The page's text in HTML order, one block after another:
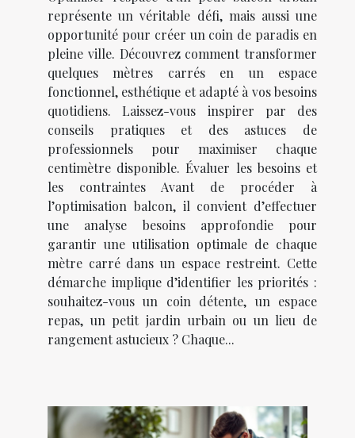
représente un véritable défi, mais aussi une
opportunité pour créer un coin de paradis en
pleine ville. Découvrez comment transformer
quelques mètres carrés en un espace
fonctionnel, esthétique et adapté à vos besoins
quotidiens. Laissez-vous inspirer par des
conseils pratiques et des astuces de
professionnels pour maximiser chaque
centimètre disponible. Évaluer les besoins et
les contraintes Avant de procéder à
l’optimisation balcon, il convient d’effectuer
une analyse besoins approfondie pour
garantir une utilisation optimale de chaque
mètre carré dans un espace restreint. Cette
démarche implique d’identifier les priorités :
souhaitez-vous un coin détente, un espace
repas, un petit jardin urbain ou un lieu de
rangement astucieux ? Chaque...